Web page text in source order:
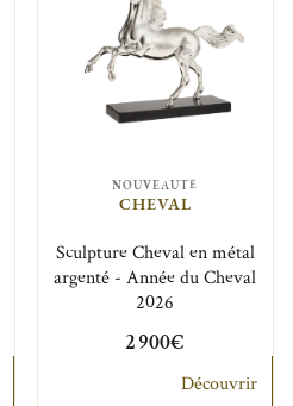
NOUVEAUTÉ
CHEVAL
Sculpture Cheval en métal
argenté - Année du Cheval
2026
2 900€
Découvrir